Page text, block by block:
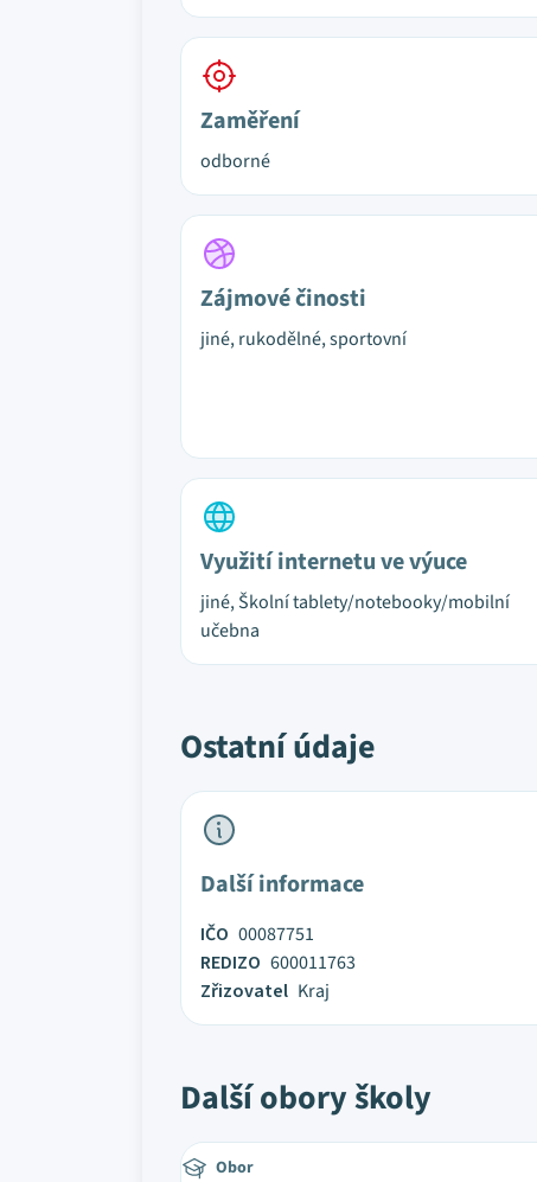
Zaměření
odborné
Zájmové činosti
jiné, rukodělné, sportovní
Využití internetu ve výuce
jiné, Školní tablety/notebooky/mobilní
učebna
Ostatní údaje
Další informace
IČO 00087751
REDIZO 600011763
Zřizovatel Kraj
Další obory školy
Obor